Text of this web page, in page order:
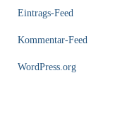
Eintrags-Feed
Kommentar-Feed
WordPress.org